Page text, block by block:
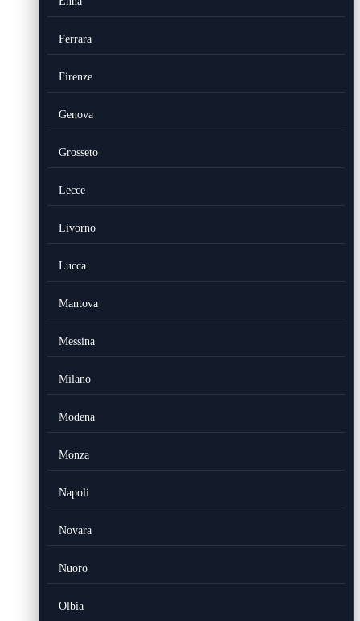
Ferrara
Firenze
Genova
Grosseto
Lecce
Livorno
Lucca
Mantova
Messina
Milano
Modena
Monza
Napoli
Novara
Nuoro
Olbia